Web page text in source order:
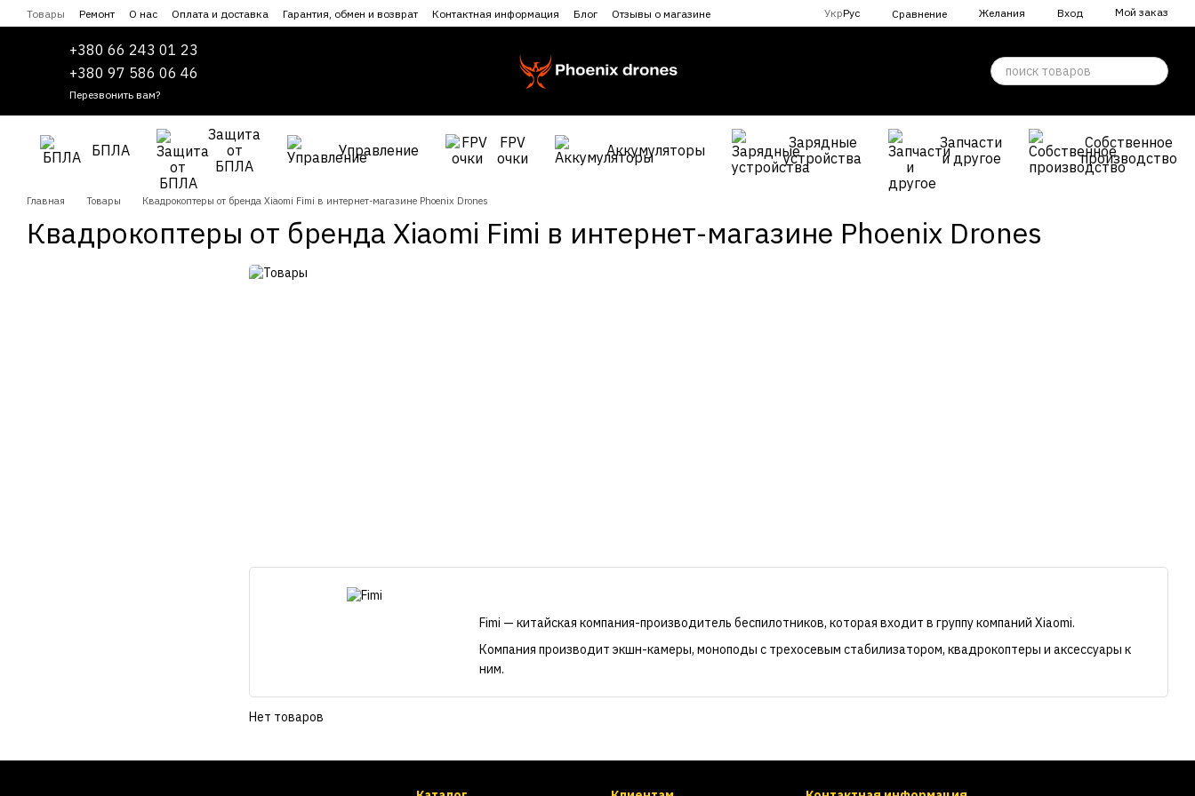
Перейти к основному контенту
Товары Ремонт О нас Оплата и доставка Гарантия, обмен и возврат Контактная информация Блог
Отзывы о магазине
Сотрудничество
Пользовательское соглашение
УкрРус Сравнение Желания Вход Мой заказ
+380 66 243 01 23
+380 97 586 06 46
Перезвонить вам?
БПЛА
Защита
от
БПЛА
Управление
FPV
очки
Аккумуляторы
Зарядные
устройства
Запчасти
и другое
Собственное
производство
Главная Товары Квадрокоптеры от бренда Xiaomi Fimi в интернет-магазине Phoenix Drones
Квадрокоптеры от бренда Xiaomi Fimi в интернет-магазине Phoenix Drones
Fimi — китайская компания-производитель беспилотников, которая входит в группу компаний Xiaomi.
Компания производит экшн-камеры, моноподы с трехосевым стабилизатором, квадрокоптеры и аксессуары к
ним.
Нет товаров